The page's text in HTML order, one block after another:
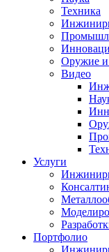
Техника
Оружие и
Видео
Услуги
Портфолио